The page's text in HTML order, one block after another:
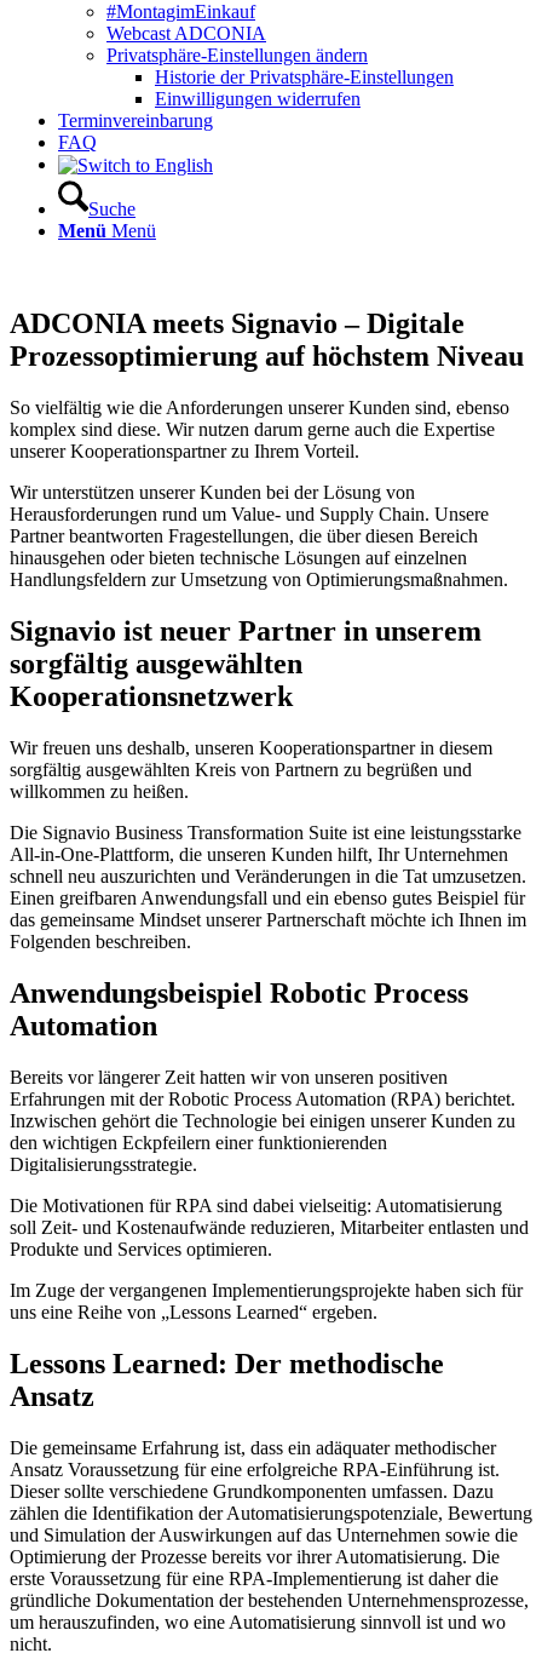
#MontagimEinkauf
Webcast ADCONIA
Privatsphäre-Einstellungen ändern
Historie der Privatsphäre-Einstellungen
Einwilligungen widerrufen
Terminvereinbarung
FAQ
Suche
Menü Menü
ADCONIA meets Signavio – Digitale
Prozessoptimierung auf höchstem Niveau
So vielfältig wie die Anforderungen unserer Kunden sind, ebenso
komplex sind diese. Wir nutzen darum gerne auch die Expertise
unserer Kooperationspartner zu Ihrem Vorteil.
Wir unterstützen unserer Kunden bei der Lösung von
Herausforderungen rund um Value- und Supply Chain. Unsere
Partner beantworten Fragestellungen, die über diesen Bereich
hinausgehen oder bieten technische Lösungen auf einzelnen
Handlungsfeldern zur Umsetzung von Optimierungsmaßnahmen.
Signavio ist neuer Partner in unserem
sorgfältig ausgewählten
Kooperationsnetzwerk
Wir freuen uns deshalb, unseren Kooperationspartner in diesem
sorgfältig ausgewählten Kreis von Partnern zu begrüßen und
willkommen zu heißen.
Die Signavio Business Transformation Suite ist eine leistungsstarke
All-in-One-Plattform, die unseren Kunden hilft, Ihr Unternehmen
schnell neu auszurichten und Veränderungen in die Tat umzusetzen.
Einen greifbaren Anwendungsfall und ein ebenso gutes Beispiel für
das gemeinsame Mindset unserer Partnerschaft möchte ich Ihnen im
Folgenden beschreiben.
Anwendungsbeispiel Robotic Process
Automation
Bereits vor längerer Zeit hatten wir von unseren positiven
Erfahrungen mit der Robotic Process Automation (RPA) berichtet.
Inzwischen gehört die Technologie bei einigen unserer Kunden zu
den wichtigen Eckpfeilern einer funktionierenden
Digitalisierungsstrategie.
Die Motivationen für RPA sind dabei vielseitig: Automatisierung
soll Zeit- und Kostenaufwände reduzieren, Mitarbeiter entlasten und
Produkte und Services optimieren.
Im Zuge der vergangenen Implementierungsprojekte haben sich für
uns eine Reihe von „Lessons Learned“ ergeben.
Lessons Learned: Der methodische
Ansatz
Die gemeinsame Erfahrung ist, dass ein adäquater methodischer
Ansatz Voraussetzung für eine erfolgreiche RPA-Einführung ist.
Dieser sollte verschiedene Grundkomponenten umfassen. Dazu
zählen die Identifikation der Automatisierungspotenziale, Bewertung
und Simulation der Auswirkungen auf das Unternehmen sowie die
Optimierung der Prozesse bereits vor ihrer Automatisierung. Die
erste Voraussetzung für eine RPA-Implementierung ist daher die
gründliche Dokumentation der bestehenden Unternehmensprozesse,
um herauszufinden, wo eine Automatisierung sinnvoll ist und wo
nicht.